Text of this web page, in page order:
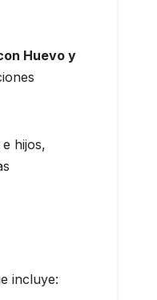
Huevo y
hijos,
incluye: